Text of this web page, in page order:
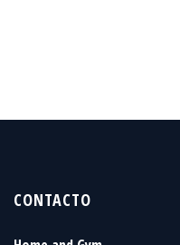
CONTACTO